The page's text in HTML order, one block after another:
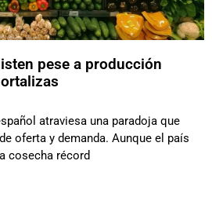
pese a producción
atraviesa una paradoja que
oferta y demanda. Aunque el país
cosecha récord